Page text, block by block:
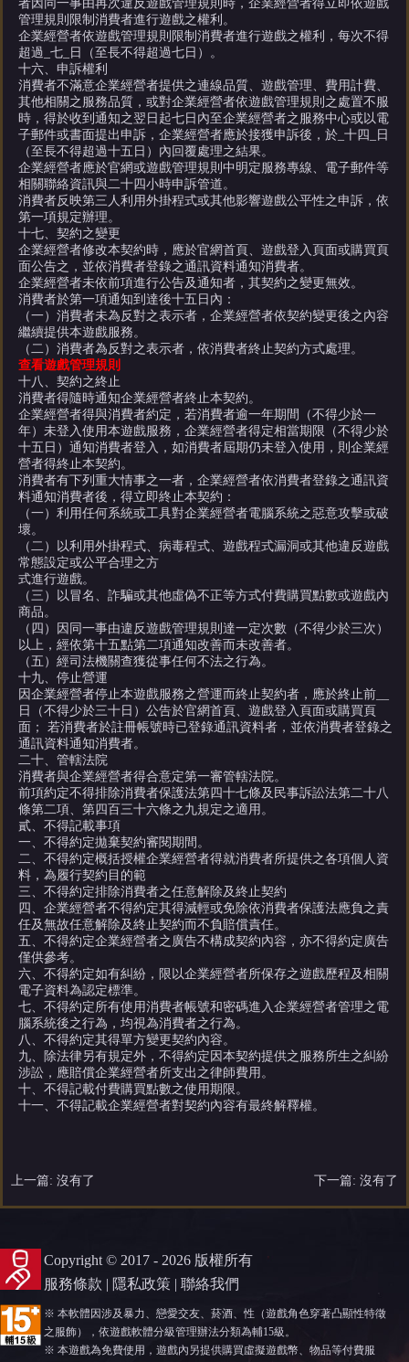
者因同一事由再次違反遊戲管理規則時，企業經營者得立即依遊戲
管理規則限制消費者進行遊戲之權利。
企業經營者依遊戲管理規則限制消費者進行遊戲之權利，每次不得
超過_七_日（至長不得超過七日）。
十六、申訴權利
消費者不滿意企業經營者提供之連線品質、遊戲管理、費用計費、
其他相關之服務品質，或對企業經營者依遊戲管理規則之處置不服
時，得於收到通知之翌日起七日內至企業經營者之服務中心或以電
子郵件或書面提出申訴，企業經營者應於接獲申訴後，於_十四_日
（至長不得超過十五日）內回覆處理之結果。
企業經營者應於官網或遊戲管理規則中明定服務專線、電子郵件等
相關聯絡資訊與二十四小時申訴管道。
消費者反映第三人利用外掛程式或其他影響遊戲公平性之申訴，依
第一項規定辦理。
十七、契約之變更
企業經營者修改本契約時，應於官網首頁、遊戲登入頁面或購買頁
面公告之，並依消費者登錄之通訊資料通知消費者。
企業經營者未依前項進行公告及通知者，其契約之變更無效。
消費者於第一項通知到達後十五日內：
（一）消費者未為反對之表示者，企業經營者依契約變更後之內容
繼續提供本遊戲服務。
（二）消費者為反對之表示者，依消費者終止契約方式處理。
查看遊戲管理規則
十八、契約之終止
消費者得隨時通知企業經營者終止本契約。
企業經營者得與消費者約定，若消費者逾一年期間（不得少於一
年）未登入使用本遊戲服務，企業經營者得定相當期限（不得少於
十五日）通知消費者登入，如消費者屆期仍未登入使用，則企業經
營者得終止本契約。
消費者有下列重大情事之一者，企業經營者依消費者登錄之通訊資
料通知消費者後，得立即終止本契約：
（一）利用任何系統或工具對企業經營者電腦系統之惡意攻擊或破
壞。
（二）以利用外掛程式、病毒程式、遊戲程式漏洞或其他違反遊戲
常態設定或公平合理之方
式進行遊戲。
（三）以冒名、詐騙或其他虛偽不正等方式付費購買點數或遊戲內
商品。
（四）因同一事由違反遊戲管理規則達一定次數（不得少於三次）
以上，經依第十五點第二項通知改善而未改善者。
（五）經司法機關查獲從事任何不法之行為。
十九、停止營運
因企業經營者停止本遊戲服務之營運而終止契約者，應於終止前__
日（不得少於三十日）公告於官網首頁、遊戲登入頁面或購買頁
面； 若消費者於註冊帳號時已登錄通訊資料者，並依消費者登錄之
通訊資料通知消費者。
二十、管轄法院
消費者與企業經營者得合意定第一審管轄法院。
前項約定不得排除消費者保護法第四十七條及民事訴訟法第二十八
條第二項、第四百三十六條之九規定之適用。
貳、不得記載事項
一、不得約定拋棄契約審閱期間。
二、不得約定概括授權企業經營者得就消費者所提供之各項個人資
料，為履行契約目的範
三、不得約定排除消費者之任意解除及終止契約
四、企業經營者不得約定其得減輕或免除依消費者保護法應負之責
任及無故任意解除及終止契約而不負賠償責任。
五、不得約定企業經營者之廣告不構成契約內容，亦不得約定廣告
僅供參考。
六、不得約定如有糾紛，限以企業經營者所保存之遊戲歷程及相關
電子資料為認定標準。
七、不得約定所有使用消費者帳號和密碼進入企業經營者管理之電
腦系統後之行為，均視為消費者之行為。
八、不得約定其得單方變更契約內容。
九、除法律另有規定外，不得約定因本契約提供之服務所生之糾紛
涉訟，應賠償企業經營者所支出之律師費用。
十、不得記載付費購買點數之使用期限。
十一、不得記載企業經營者對契約內容有最終解釋權。
上一篇: 沒有了 下一篇: 沒有了
Copyright © 2017 - 2026 版權所有
服務條款 | 隱私政策 | 聯絡我們
※ 本軟體因涉及暴力、戀愛交友、菸酒、性（遊戲角色穿著凸顯性特徵
之服飾），依遊戲軟體分級管理辦法分類為輔15級。
※ 本遊戲為免費使用，遊戲內另提供購買虛擬遊戲幣、物品等付費服